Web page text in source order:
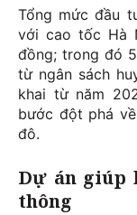
Tổng mức đầu
với cao tốc Hà
đồng; trong đó
từ ngân sách
khai từ năm
bước đột phá
đô.
Dự án giúp
thông